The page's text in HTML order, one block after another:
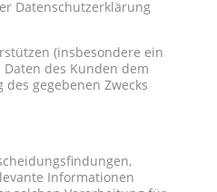
Datenschutzerklärung
(insbesondere ein
des Kunden dem
gegebenen Zwecks
Informationen